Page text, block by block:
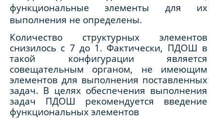
функциональные элементы для их
выполнения не определены.
Количество структурных элементов
снизилось с 7 до 1. Фактически, ПДОШ в
такой конфигурации является
совещательным органом, не имеющим
элементов для выполнения поставленных
задач. В целях обеспечения выполнения
задач ПДОШ рекомендуется введение
функциональных элементов